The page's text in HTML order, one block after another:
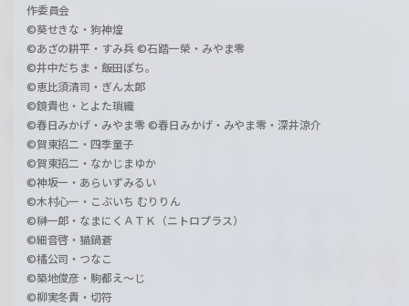
作委員会
©葵せきな・狗神煌
©あざの耕平・すみ兵 ©石踏一榮・みやま零
©井中だちま・飯田ぽち。
©恵比須清司・ぎん太郎
©鏡貴也・とよた瑣織
©春日みかげ・みやま零 ©春日みかげ・みやま零・深井涼介
©賀東招二・四季童子
©賀東招二・なかじまゆか
©神坂一・あらいずみるい
©木村心一・こぶいち むりりん
©榊一郎・なまにくＡＴＫ（ニトロプラス）
©細音啓・猫鍋蒼
©橘公司・つなこ
©築地俊彦・駒都え～じ
©柳実冬貴・切符